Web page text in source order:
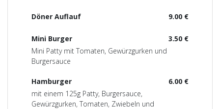
9.00 €
Döner Auflauf
3.50 €
Mini Burger
Mini Patty mit Tomaten, Gewürzgurken und
Burgersauce
6.00 €
Hamburger
mit einem 125g Patty, Burgersauce,
Gewürzgurken, Tomaten, Zwiebeln und